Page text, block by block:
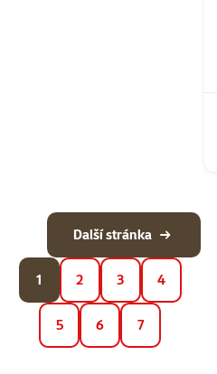
1 2 3 4
5 6 7
Další stránka